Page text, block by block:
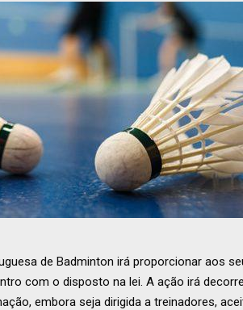
de Badminton irá proporcionar aos
com o disposto na lei. A ação irá
embora seja dirigida a treinadores,